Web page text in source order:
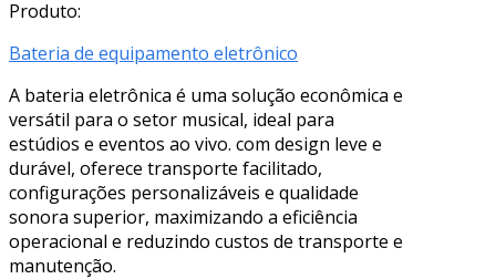
Produto:
Bateria de equipamento eletrônico
A bateria eletrônica é uma solução econômica e
versátil para o setor musical, ideal para
estúdios e eventos ao vivo. com design leve e
durável, oferece transporte facilitado,
configurações personalizáveis e qualidade
sonora superior, maximizando a eficiência
operacional e reduzindo custos de transporte e
manutenção.